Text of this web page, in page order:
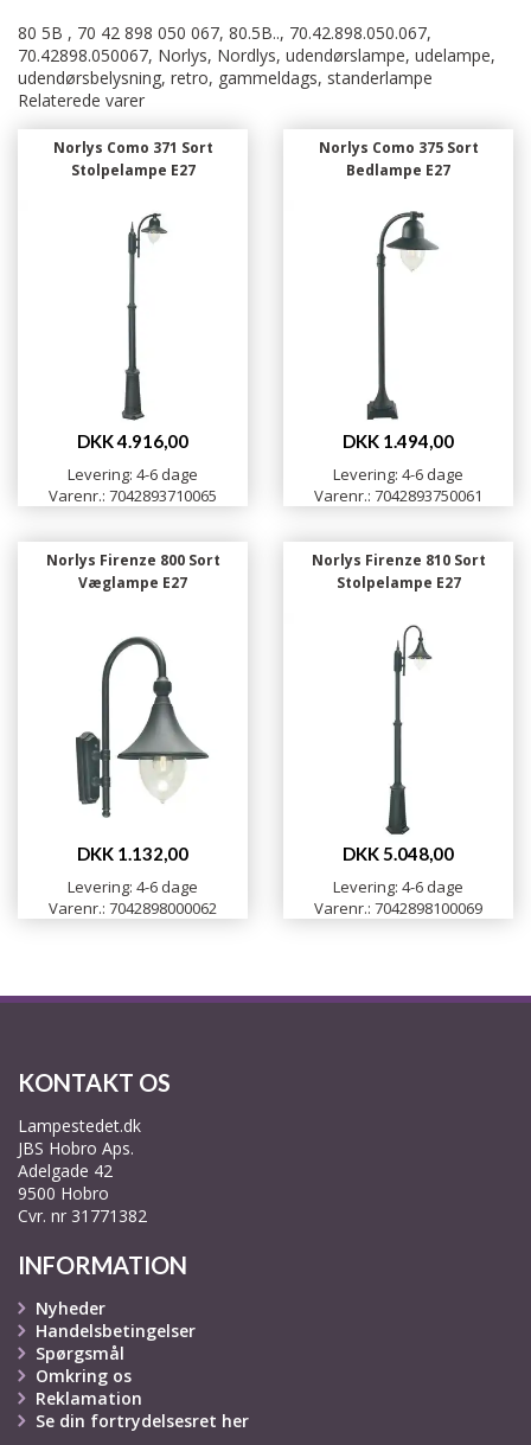
80 5B , 70 42 898 050 067, 80.5B.., 70.42.898.050.067,
70.42898.050067, Norlys, Nordlys, udendørslampe, udelampe,
udendørsbelysning, retro, gammeldags, standerlampe
Relaterede varer
Norlys Como 371 Sort
Stolpelampe E27
DKK 4.916,00
Levering: 4-6 dage
Varenr.: 7042893710065
Norlys Como 375 Sort
Bedlampe E27
DKK 1.494,00
Levering: 4-6 dage
Varenr.: 7042893750061
Norlys Firenze 800 Sort
Væglampe E27
DKK 1.132,00
Levering: 4-6 dage
Varenr.: 7042898000062
Norlys Firenze 810 Sort
Stolpelampe E27
DKK 5.048,00
Levering: 4-6 dage
Varenr.: 7042898100069
KONTAKT OS
Lampestedet.dk
JBS Hobro Aps.
Adelgade 42
9500 Hobro
Cvr. nr 31771382
INFORMATION
Nyheder
Handelsbetingelser
Spørgsmål
Omkring os
Reklamation
Se din fortrydelsesret her